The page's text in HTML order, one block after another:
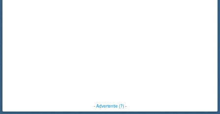
-Advertentie (?)-